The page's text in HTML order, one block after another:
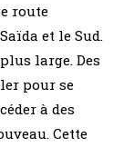
route
et le Sud.
large. Des
pour se
à des
Cette